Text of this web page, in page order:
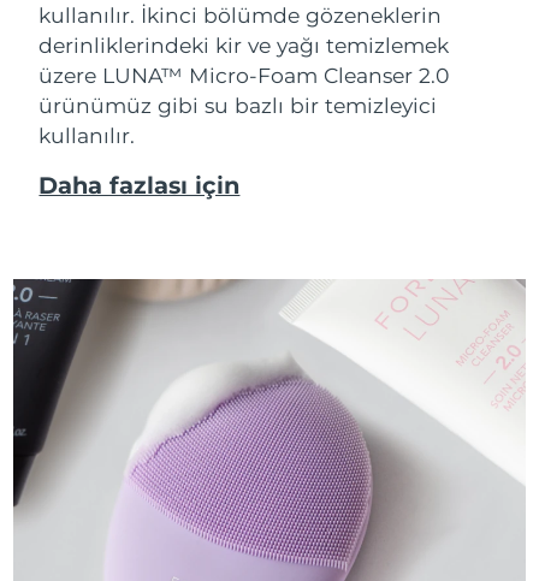
kullanılır. İkinci bölümde gözeneklerin
derinliklerindeki kir ve yağı temizlemek
üzere LUNA™ Micro-Foam Cleanser 2.0
ürünümüz gibi su bazlı bir temizleyici
kullanılır.
Daha fazlası için